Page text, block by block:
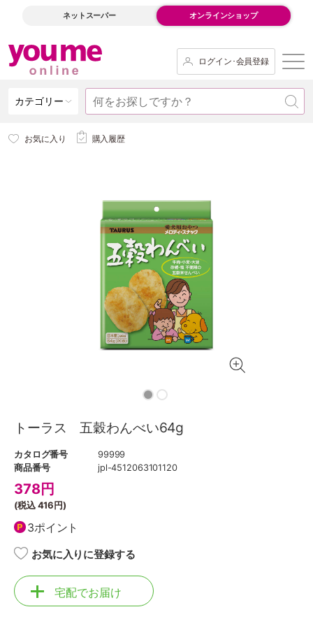
ネットスーパー オンラインショップ
ログイン･会員登録
カテゴリー
お気に入り 購入履歴
トーラス 五穀わんべい64g
カタログ番号
99999
商品番号
jpl-4512063101120
378円
(税込416円)
3ポイント
お気に入りに登録する
宅配でお届け